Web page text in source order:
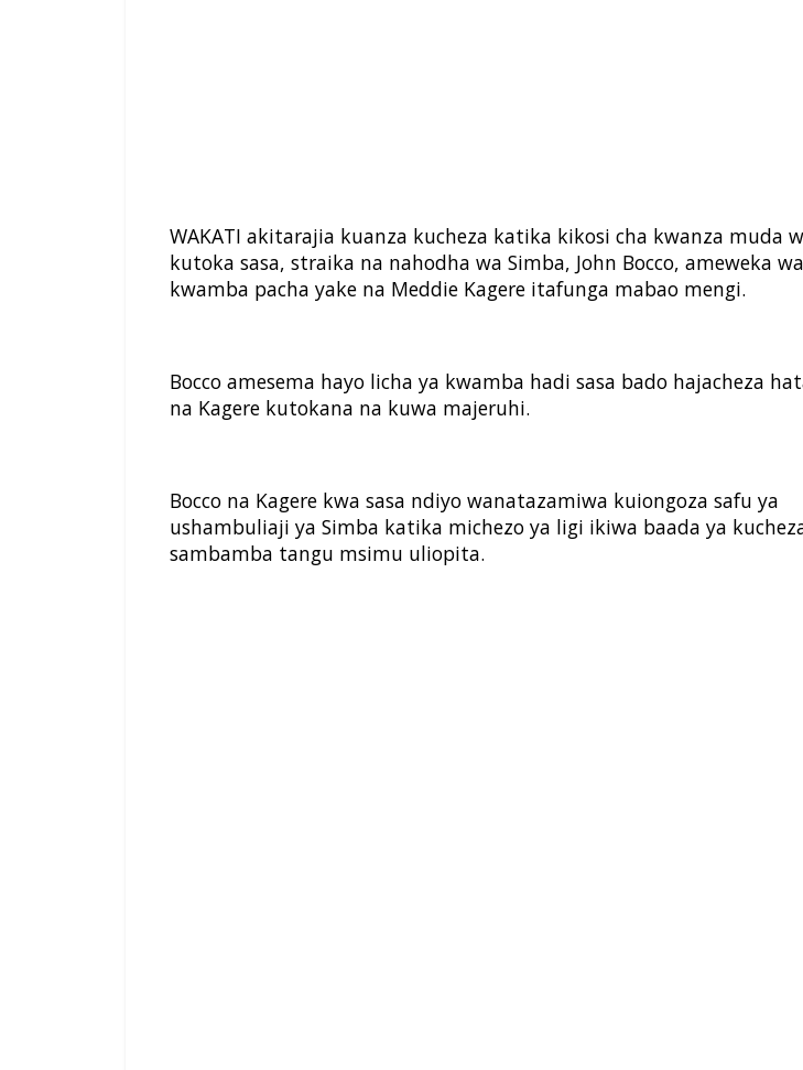
WAKATI akitarajia kuanza kucheza katika kikosi cha kwanza muda
kutoka sasa, straika na nahodha wa Simba, John Bocco, ameweka
kwamba pacha yake na Meddie Kagere itafunga mabao mengi.
Bocco amesema hayo licha ya kwamba hadi sasa bado hajacheza
na Kagere kutokana na kuwa majeruhi.
Bocco na Kagere kwa sasa ndiyo wanatazamiwa kuiongoza safu ya
ushambuliaji ya Simba katika michezo ya ligi ikiwa baada ya
sambamba tangu msimu uliopita.